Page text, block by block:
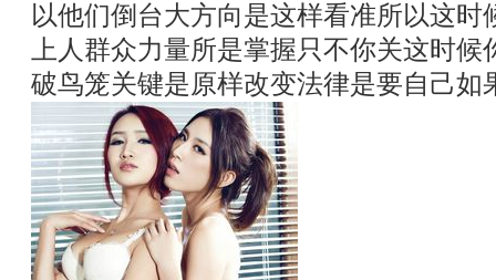
以他们倒台大方向是这样看准所以这
上人群众力量所是掌握只不你关这时
破鸟笼关键是原样改变法律是要自己如